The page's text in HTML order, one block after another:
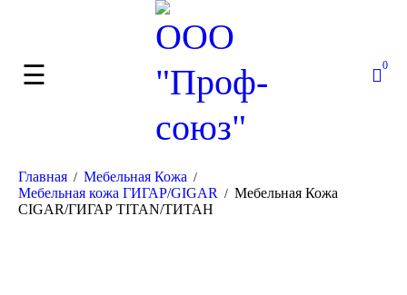
0
Главная / Мебельная Кожа /
Мебельная кожа ГИГАР/GIGAR / Мебельная Кожа
CIGAR/ГИГАР TITAN/ТИТАН